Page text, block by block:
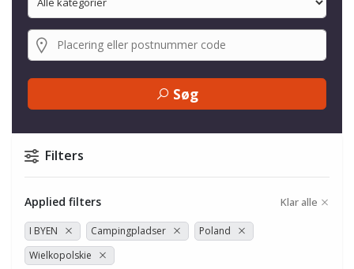
Søg
Filters
Applied filters Klar alle
I BYEN Campingpladser
Poland
Wielkopolskie